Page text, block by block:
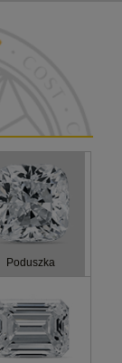
Poduszka